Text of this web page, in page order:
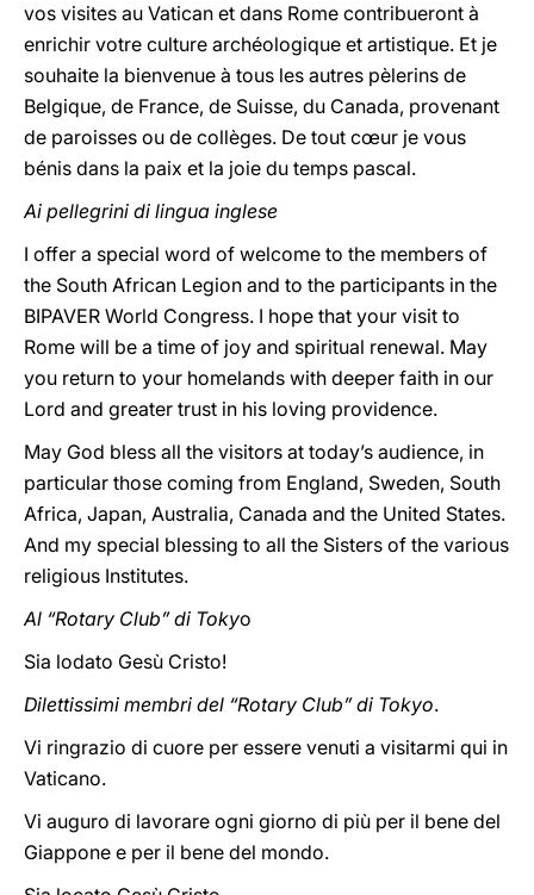
vos visites au Vatican et dans Rome contribueront à
enrichir votre culture archéologique et artistique. Et je
souhaite la bienvenue à tous les autres pèlerins de
Belgique, de France, de Suisse, du Canada, provenant
de paroisses ou de collèges. De tout cœur je vous
bénis dans la paix et la joie du temps pascal.
Ai pellegrini di lingua inglese
I offer a special word of welcome to the members of
the South African Legion and to the participants in the
BIPAVER World Congress. I hope that your visit to
Rome will be a time of joy and spiritual renewal. May
you return to your homelands with deeper faith in our
Lord and greater trust in his loving providence.
May God bless all the visitors at today’s audience, in
particular those coming from England, Sweden, South
Africa, Japan, Australia, Canada and the United States.
And my special blessing to all the Sisters of the various
religious Institutes.
Al “Rotary Club” di Tokyo
Sia lodato Gesù Cristo!
Dilettissimi membri del “Rotary Club” di Tokyo.
Vi ringrazio di cuore per essere venuti a visitarmi qui in
Vaticano.
Vi auguro di lavorare ogni giorno di più per il bene del
Giappone e per il bene del mondo.